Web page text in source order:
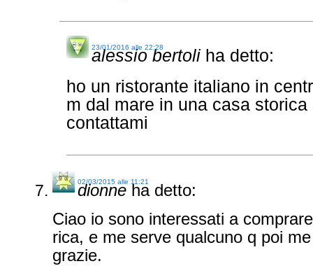
alessio bertoli ha detto:
23/01/2016 alle 22:28
ho un ristorante italiano in
m dal mare in una casa
contattami
dionne ha detto:
02/03/2015 alle 11:21
Ciao io sono interessati a
rica, e me serve qualcuno q poi
grazie.